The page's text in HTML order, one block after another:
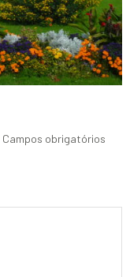
Campos obrigatórios